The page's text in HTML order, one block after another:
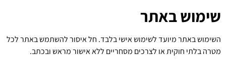
שימוש באתר
השימוש באתר מיועד לשימוש אישי בלבד. חל איסור להשתמש באתר לכל
מטרה בלתי חוקית או לצרכים מסחריים ללא אישור מראש ובכתב.